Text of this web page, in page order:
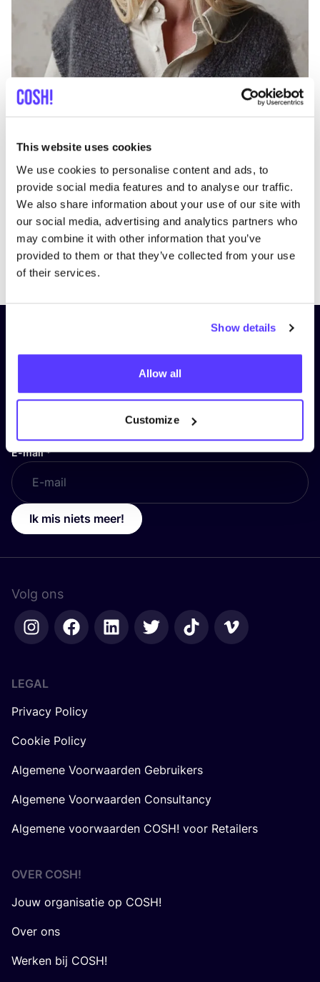
This website uses cookies
We use cookies to personalise content and ads, to
provide social media features and to analyse our traffic.
We also share information about your use of our site with
our social media, advertising and analytics partners who
may combine it with other information that you’ve
provided to them or that they’ve collected from your use
of their services.
Show details
Allow all
Customize
PreviousNext
Schrijf je in op onze nieuwsbrief
en blijf op de hoogte!
Voornaam*
E-mail*
Ik mis niets meer!
Volg ons
LEGAL
Privacy Policy
Cookie Policy
Algemene Voorwaarden Gebruikers
Algemene Voorwaarden Consultancy
Algemene voorwaarden COSH! voor Retailers
OVER COSH!
Jouw organisatie op COSH!
Over ons
Werken bij COSH!